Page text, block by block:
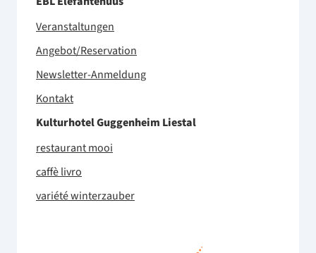
Veranstaltungen
Angebot/Reservation
Newsletter-Anmeldung
Kontakt
Kulturhotel Guggenheim Liestal
restaurant mooi
caffè livro
variété winterzauber